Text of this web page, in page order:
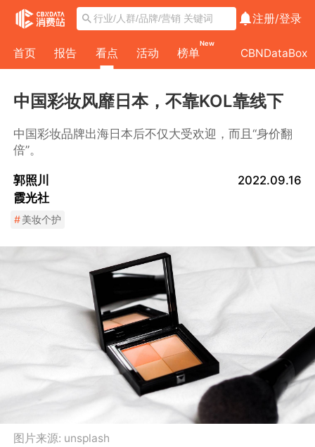
注册/登录
首页 报告 看点 活动 榜单
New
CBNDataBox
中国彩妆风靡日本，不靠KOL靠线下
中国彩妆品牌出海日本后不仅大受欢迎，而且“身价翻
倍”。
郭照川
霞光社
2022.09.16
#美妆个护
图片来源: unsplash